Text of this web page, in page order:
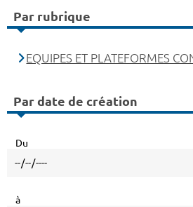
Par rubrique
EQUIPES ET PLATEFORMES
Par date de création
Du
à